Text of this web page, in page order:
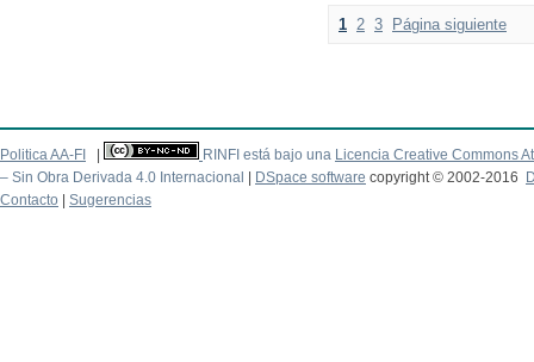
1 2 3 Página siguiente
Politica AA-FI RINFI está bajo una Licencia Creative Commons
– Sin Obra Derivada 4.0 Internacional
DSpace software copyright © 2002-2016
Contacto
Sugerencias